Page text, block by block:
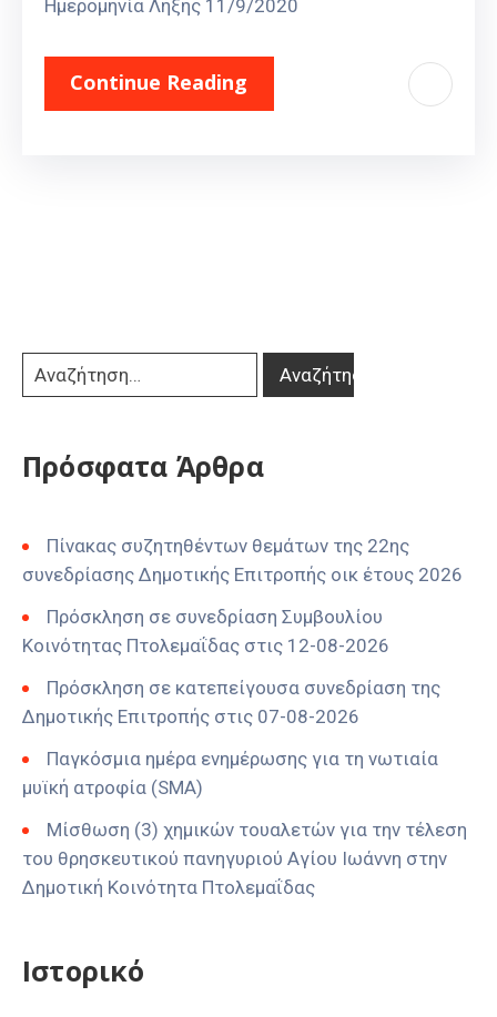
Ημερομηνία Λήξης 11/9/2020
Continue Reading
Πρόσφατα Άρθρα
Πίνακας συζητηθέντων θεμάτων της 22ης
συνεδρίασης Δημοτικής Επιτροπής οικ έτους 2026
Πρόσκληση σε συνεδρίαση Συμβουλίου
Κοινότητας Πτολεμαΐδας στις 12-08-2026
Πρόσκληση σε κατεπείγουσα συνεδρίαση της
Δημοτικής Επιτροπής στις 07-08-2026
Παγκόσμια ημέρα ενημέρωσης για τη νωτιαία
μυϊκή ατροφία (SMA)
Μίσθωση (3) χημικών τουαλετών για την τέλεση
του θρησκευτικού πανηγυριού Αγίου Ιωάννη στην
Δημοτική Κοινότητα Πτολεμαΐδας
Ιστορικό